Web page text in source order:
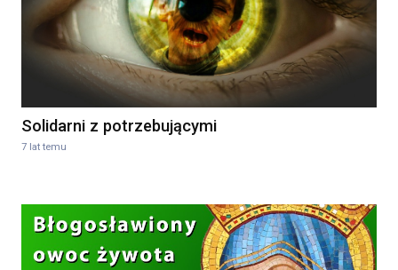
Solidarni z potrzebującymi
7 lat temu